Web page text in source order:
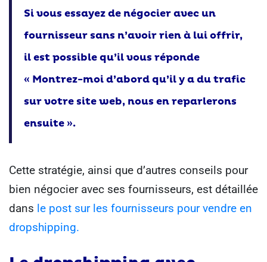
Si vous essayez de négocier avec un
fournisseur sans n’avoir rien à lui offrir,
il est possible qu’il vous réponde
« Montrez-moi d’abord qu’il y a du trafic
sur votre site web, nous en reparlerons
ensuite ».
Cette stratégie, ainsi que d’autres conseils pour
bien négocier avec ses fournisseurs, est détaillée
dans le post sur les fournisseurs pour vendre en
dropshipping.